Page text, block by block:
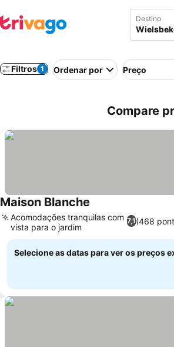
Destino
Filtros 1 Ordenar por Preço
Compare
Maison Blanche
7,1(468
Acomodações tranquilas com
vista para o jardim
Selecione as datas para ver os preços